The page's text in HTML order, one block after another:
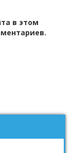
в этом